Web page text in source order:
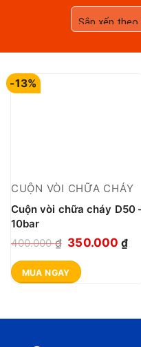
-13%
CUỘN VÒI CHỮA CHÁY
Cuộn vòi chữa cháy D50
10bar
400.000₫ Giá
gốc
là:
350.000₫Giá
MUA NGAY